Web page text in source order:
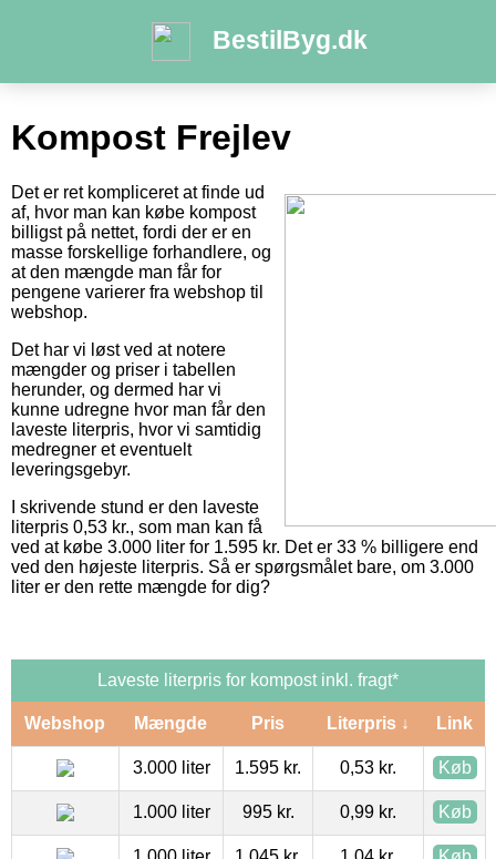
BestilByg.dk
Kompost Frejlev
Det er ret kompliceret at finde ud
af, hvor man kan købe kompost
billigst på nettet, fordi der er en
masse forskellige forhandlere, og
at den mængde man får for
pengene varierer fra webshop til
webshop.
Det har vi løst ved at notere
mængder og priser i tabellen
herunder, og dermed har vi
kunne udregne hvor man får den
laveste literpris, hvor vi samtidig
medregner et eventuelt
leveringsgebyr.
I skrivende stund er den laveste
literpris 0,53 kr., som man kan få
ved at købe 3.000 liter for 1.595 kr. Det er 33 % billigere end
ved den højeste literpris. Så er spørgsmålet bare, om 3.000
liter er den rette mængde for dig?
Laveste literpris for kompost inkl. fragt*
Webshop Mængde Pris Literpris ↓ Link
3.000 liter 1.595 kr. 0,53 kr. Køb
1.000 liter 995 kr. 0,99 kr. Køb